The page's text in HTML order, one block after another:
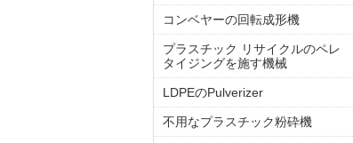
コンベヤーの回転成形機
プラスチック リサイクルのペレ
タイジングを施す機械
LDPEのPulverizer
不用なプラスチック粉砕機